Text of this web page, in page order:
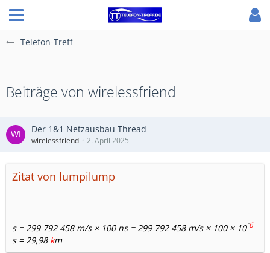
Telefon-Treff
Beiträge von wirelessfriend
Der 1&1 Netzausbau Thread
wirelessfriend 2. April 2025
Zitat von lumpilump
s = 299 792 458 m/s × 100 ns = 299 792 458 m/s × 100 × 10⁻6
s = 29,98 km